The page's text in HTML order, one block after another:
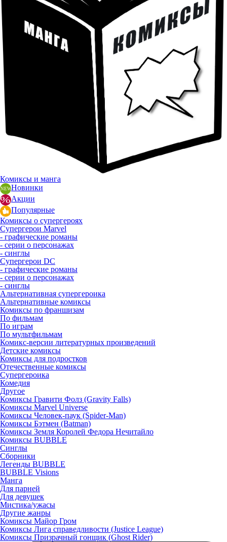
Комиксы и манга
Новинки
Акции
Популярные
Комиксы о супергероях
Супергерои Marvel
- графические романы
- серии о персонажах
- синглы
Супергерои DC
- графические романы
- серии о персонажах
- синглы
Альтернативная супергероика
Альтернативные комиксы
Комиксы по франшизам
По фильмам
По играм
По мультфильмам
Комикс-версии литературных произведений
Детские комиксы
Комиксы для подростков
Отечественные комиксы
Супергероика
Комедия
Другое
Комиксы Гравити Фолз (Gravity Falls)
Комиксы Marvel Universe
Комиксы Человек-паук (Spider-Man)
Комиксы Бэтмен (Batman)
Комиксы Земля Королей Федора Нечитайло
Комиксы BUBBLE
Синглы
Сборники
Легенды BUBBLE
BUBBLE Visions
Манга
Для парней
Для девушек
Мистика/ужасы
Другие жанры
Комиксы Майор Гром
Комиксы Лига справедливости (Justice League)
Комиксы Призрачный гонщик (Ghost Rider)